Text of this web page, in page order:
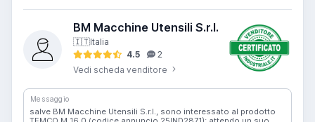
BM Macchine Utensili S.r.l.
🇮🇹Italia
4.5
2
Vedi scheda venditore
Messaggio